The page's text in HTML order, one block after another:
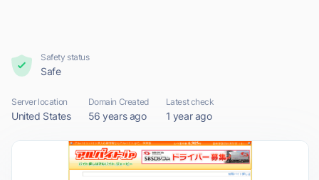
Safety status
Safe
Server location
United States
Domain Created
56 years ago
Latest check
1 year ago